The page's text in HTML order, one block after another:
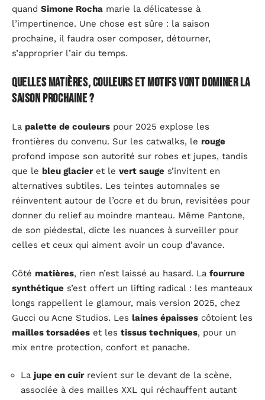
quand Simone Rocha marie la délicatesse à
l’impertinence. Une chose est sûre : la saison
prochaine, il faudra oser composer, détourner,
s’approprier l’air du temps.
Quelles matières, couleurs et motifs vont dominer la
saison prochaine ?
La palette de couleurs pour 2025 explose les
frontières du convenu. Sur les catwalks, le rouge
profond impose son autorité sur robes et jupes, tandis
que le bleu glacieret le vert sauge s’invitent en
alternatives subtiles. Les teintes automnales se
réinventent autour de l’ocre et du brun, revisitées pour
donner du relief au moindre manteau. Même Pantone,
de son piédestal, dicte les nuances à surveiller pour
celles et ceux qui aiment avoir un coup d’avance.
Côté matières, rien n’est laissé au hasard. La fourrure
synthétique s’est offert un lifting radical : les manteaux
longs rappellent le glamour, mais version 2025, chez
Gucci ou Acne Studios. Les laines épaisses côtoient les
mailles torsadées et les tissus techniques, pour un
mix entre protection, confort et panache.
La jupe en cuirrevient sur le devant de la scène,
associée à des mailles XXL qui réchauffent autant